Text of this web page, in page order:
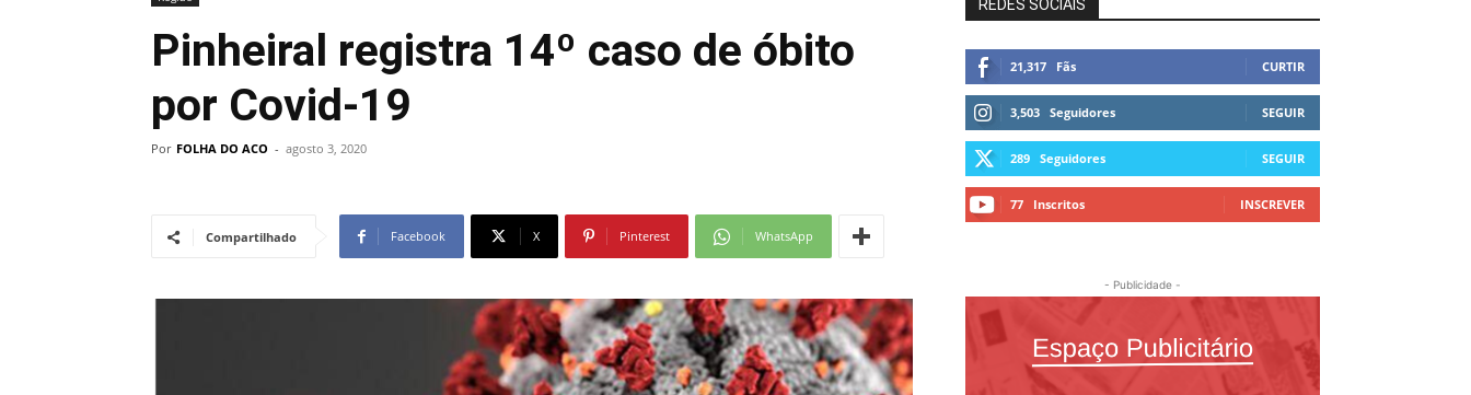
Pinheiral registra 14º caso de óbito
por Covid-19
Por FOLHA DO ACO - agosto 3, 2020
Compartilhado Facebook X Pinterest WhatsApp
REDES SOCIAIS
21,317 Fãs CURTIR
3,503 Seguidores SEGUIR
289 Seguidores SEGUIR
77 Inscritos INSCREVER
- Publicidade -